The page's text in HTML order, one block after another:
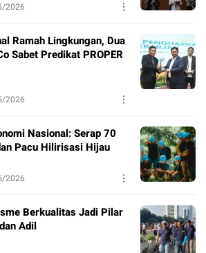
2026
Ramah Lingkungan, Dua
Sabet Predikat PROPER
2026
Nasional: Serap 70
Pacu Hilirisasi Hijau
2026
Berkualitas Jadi Pilar
Adil